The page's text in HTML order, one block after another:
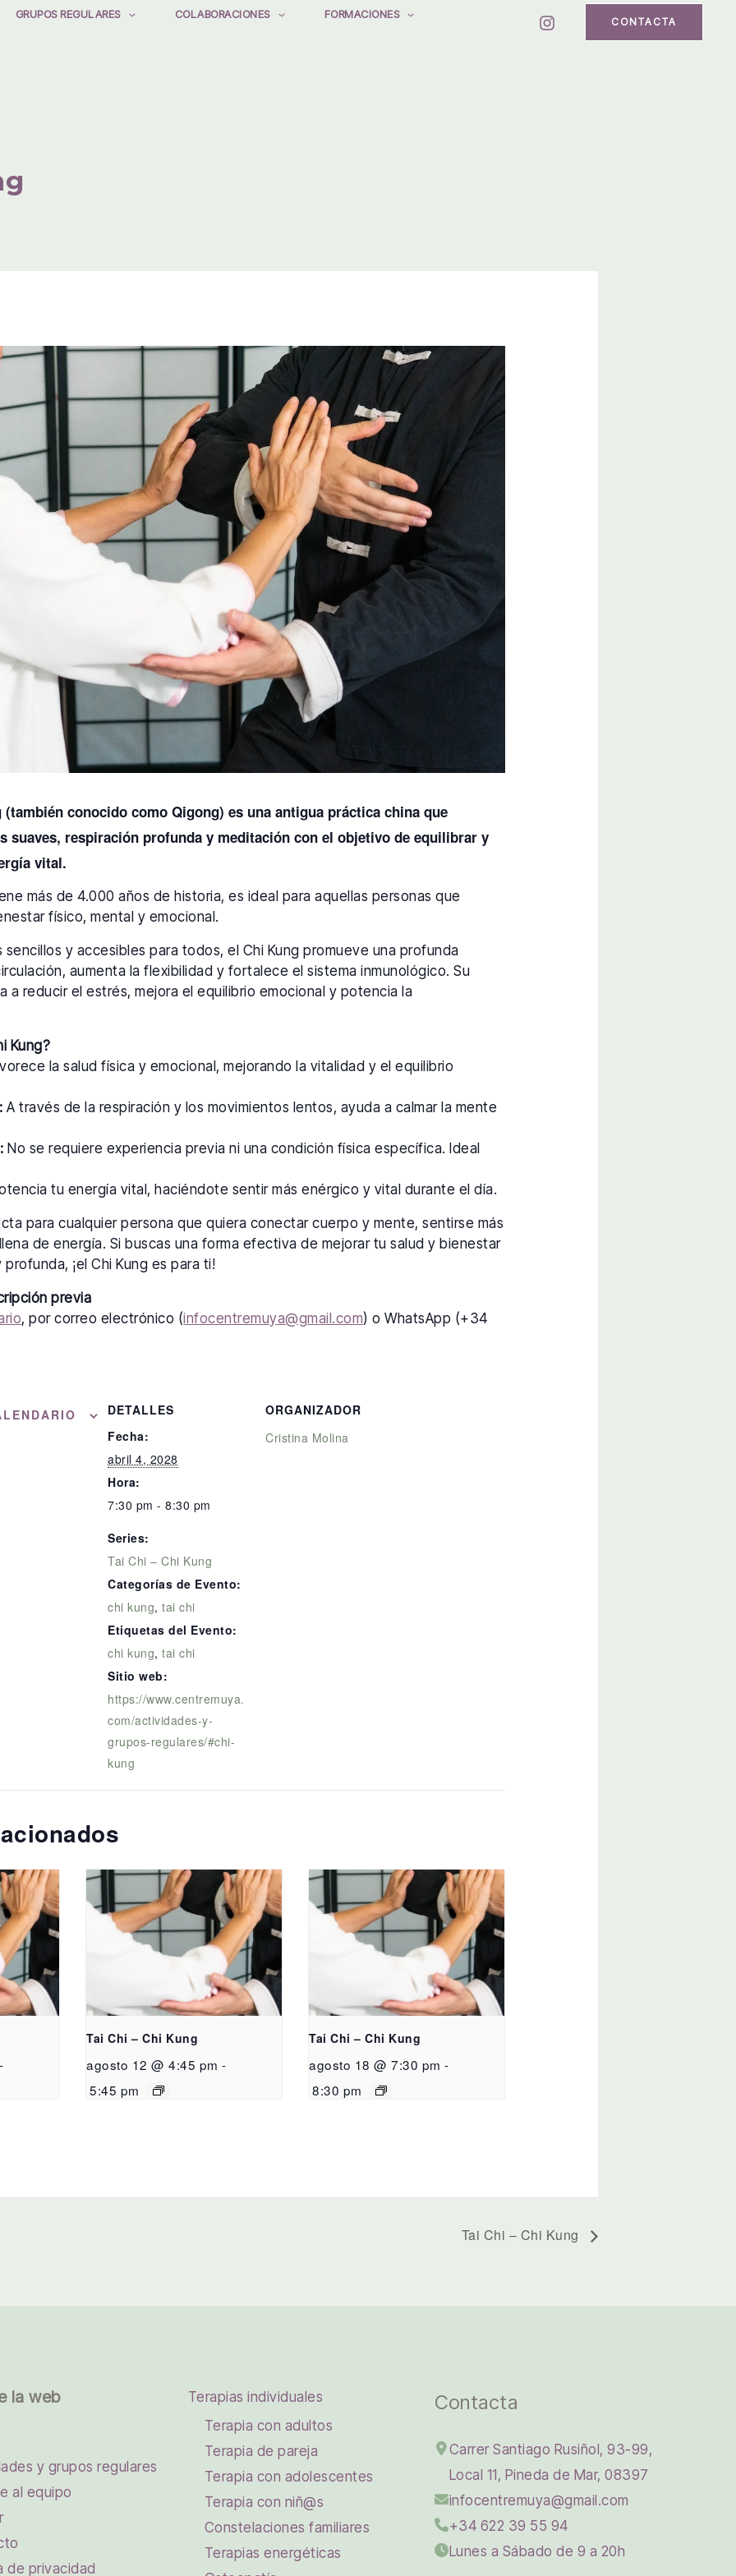
GRUPOS REGULARES COLABORACIONES
FORMACIONES
CONTACTA
(también conocido como Qigong) es una antigua práctica china que
suaves, respiración profunda y meditación con el objetivo de equilibrar y
vital.
más de 4.000 años de historia, es ideal para aquellas personas que
físico, mental y emocional.
y accesibles para todos, el Chi Kung promueve una profunda
aumenta la flexibilidad y fortalece el sistema inmunológico. Su
a reducir el estrés, mejora el equilibrio emocional y potencia la
Kung?
la salud física y emocional, mejorando la vitalidad y el equilibrio
A través de la respiración y los movimientos lentos, ayuda a calmar la mente
No se requiere experiencia previa ni una condición física específica. Ideal
tu energía vital, haciéndote sentir más enérgico y vital durante el día.
para cualquier persona que quiera conectar cuerpo y mente, sentirse más
de energía. Si buscas una forma efectiva de mejorar tu salud y bienestar
¡el Chi Kung es para ti!
previa
, por correo electrónico (infocentremuya@gmail.com) o WhatsApp (+34
DETALLES
Fecha:
abril 4, 2028
Hora:
7:30 pm - 8:30 pm
Series:
Tai Chi – Chi Kung
Categorías de Evento:
chi kung,tai chi
Etiquetas del Evento:
chi kung,tai chi
Sitio web:
https://www.centremuya.
com/actividades-y-
grupos-regulares/#chi-
kung
ORGANIZADOR
Cristina Molina
-
Tai Chi – Chi Kung
agosto 12 @ 4:45 pm -
5:45 pm
Tai Chi – Chi Kung
agosto 18 @ 7:30 pm -
8:30 pm
Tai Chi – Chi Kung
la web
y grupos regulares
al equipo
de privacidad
Terapias individuales
Terapia con adultos
Terapia de pareja
Terapia con adolescentes
Terapia con niñ@s
Constelaciones familiares
Terapias energéticas
Contacta
Carrer Santiago Rusiñol, 93-99,
Local 11, Pineda de Mar, 08397
infocentremuya@gmail.com
+34 622 39 55 94
Lunes a Sábado de 9 a 20h